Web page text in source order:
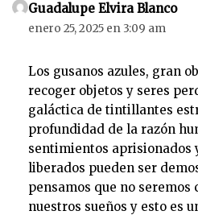
a
Guadalupe Elvira Blanco
enero 25, 2025 en 3:09 am
Los gusanos azules, gran
recoger objetos y seres
galáctica de tintillantes
profundidad de la razón
sentimientos aprisionados
liberados pueden ser
pensamos que no seremos
nuestros sueños y esto es